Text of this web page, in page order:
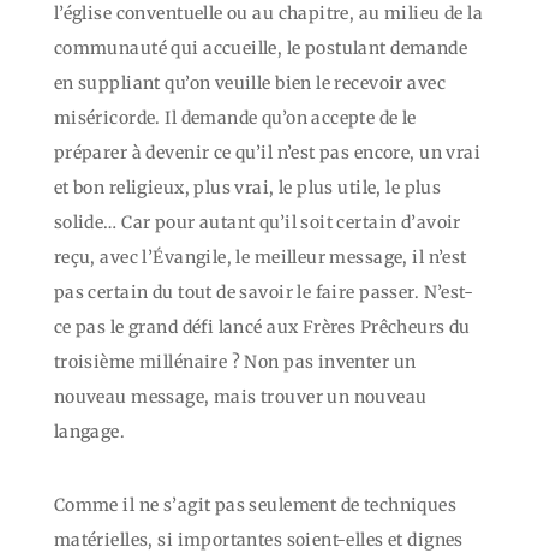
l’église conventuelle ou au chapitre, au milieu de la
communauté qui accueille, le postulant demande
en suppliant qu’on veuille bien le recevoir avec
miséricorde. Il demande qu’on accepte de le
préparer à devenir ce qu’il n’est pas encore, un vrai
et bon religieux, plus vrai, le plus utile, le plus
solide… Car pour autant qu’il soit certain d’avoir
reçu, avec l’Évangile, le meilleur message, il n’est
pas certain du tout de savoir le faire passer. N’est-
ce pas le grand défi lancé aux Frères Prêcheurs du
troisième millénaire ? Non pas inventer un
nouveau message, mais trouver un nouveau
langage.
Comme il ne s’agit pas seulement de techniques
matérielles, si importantes soient-elles et dignes